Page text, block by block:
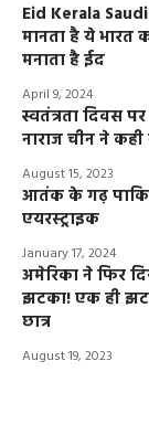
Eid Kerala
मानता है ये भारत
मनाता है ईद
April 9, 2024
स्वतंत्रता दिवस
नाराज चीन ने
August 15, 2023
आतंक के गढ़
एयरस्ट्राइक
January 17, 2024
अमेरिका ने फिर
झटका! एक ही
छात्र
August 19, 2023